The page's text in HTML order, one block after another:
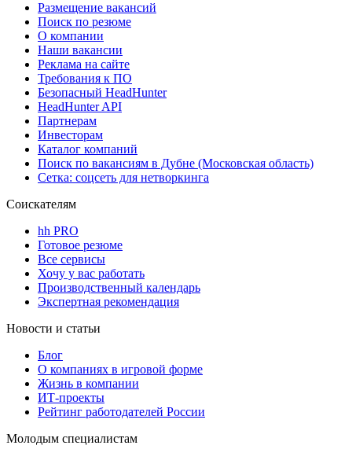
Размещение вакансий
Поиск по резюме
О компании
Наши вакансии
Реклама на сайте
Требования к ПО
Безопасный HeadHunter
HeadHunter API
Партнерам
Инвесторам
Каталог компаний
Поиск по вакансиям в Дубне (Московская область)
Сетка: соцсеть для нетворкинга
Соискателям
hh PRO
Готовое резюме
Все сервисы
Хочу у вас работать
Производственный календарь
Экспертная рекомендация
Новости и статьи
Блог
О компаниях в игровой форме
Жизнь в компании
ИТ-проекты
Рейтинг работодателей России
Молодым специалистам